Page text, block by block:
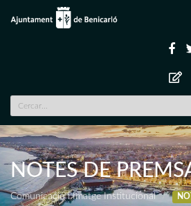
NOTES DE
Comunicació i Imatge Institucional